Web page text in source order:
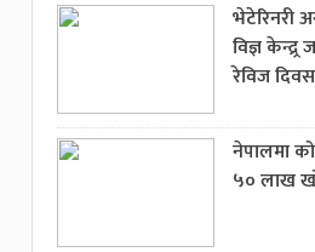
भेटेरिनरी
विज्ञ
रेविज दिवस
नेपालमा
५० लाख